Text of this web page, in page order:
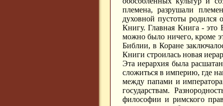
племена, разрушали
духовной пустоты
Книгу. Главная Книга - это
можно было ничего, кроме
Библии, в Коране
Книги строилась новая
Эта иерархия была
сложиться в империю, где
между папами и
государствам.
философии и римского